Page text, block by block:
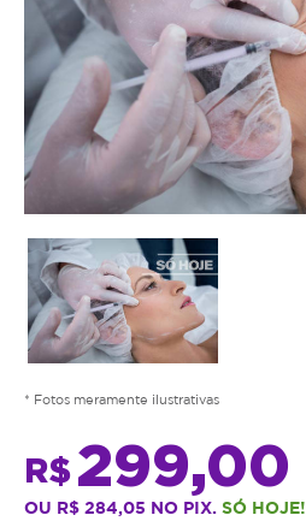
* Fotos meramente ilustrativas
R$299,00
OU R$ 284,05 NO PIX. SÓ HOJE!